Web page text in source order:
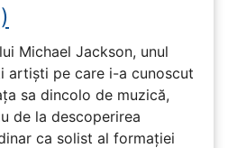
Michael Jackson, unul
artiști pe care i-a cunoscut
sa dincolo de muzică,
de la descoperirea
ca solist al formației